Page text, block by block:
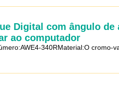
Digital com ângulo
ao computador
340RMaterial:O cromo-